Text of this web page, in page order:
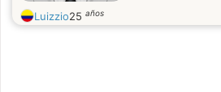
Luizzio25 años